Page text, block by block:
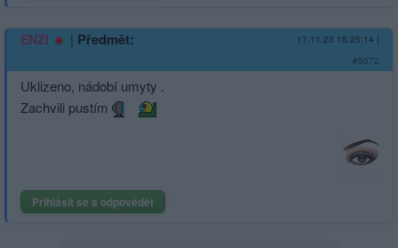
ENZI | Předmět: 17.11.23 15:25:14 |
#5072
Uklizeno, nádobí umyty .
Zachvili pustím
Přihlásit se a odpovědět